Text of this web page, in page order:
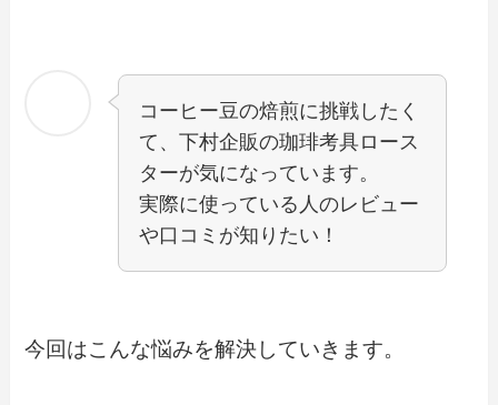
コーヒー豆の焙煎に挑戦したく
て、下村企販の珈琲考具ロース
ターが気になっています。
実際に使っている人のレビュー
や口コミが知りたい！
今回はこんな悩みを解決していきます。